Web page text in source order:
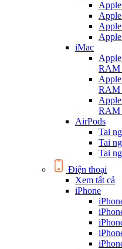
Apple
iMac
RAM
RAM
RAM
AirPods
Tai
Tai
Tai
Điện thoại
Xem tất cả
iPhone